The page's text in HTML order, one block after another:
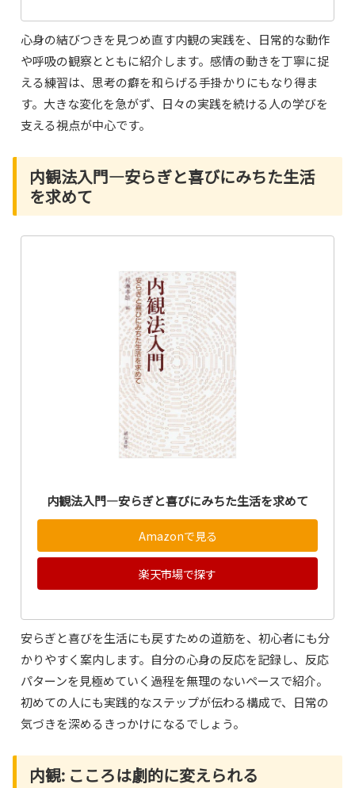
心身の結びつきを見つめ直す内観の実践を、日常的な動作
や呼吸の観察とともに紹介します。感情の動きを丁寧に捉
える練習は、思考の癖を和らげる手掛かりにもなり得ま
す。大きな変化を急がず、日々の実践を続ける人の学びを
支える視点が中心です。
内観法入門―安らぎと喜びにみちた生活
を求めて
内観法入門―安らぎと喜びにみちた生活を求めて
Amazonで見る
楽天市場で探す
安らぎと喜びを生活にも戻すための道筋を、初心者にも分
かりやすく案内します。自分の心身の反応を記録し、反応
パターンを見極めていく過程を無理のないペースで紹介。
初めての人にも実践的なステップが伝わる構成で、日常の
気づきを深めるきっかけになるでしょう。
内観: こころは劇的に変えられる